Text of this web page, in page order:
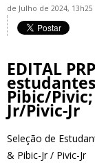
de Julho de 2024, 13h25
EDITAL
Pibic/
Jr/Pivic-Jr
Seleção de
& Pibic-Jr / Pivic-Jr